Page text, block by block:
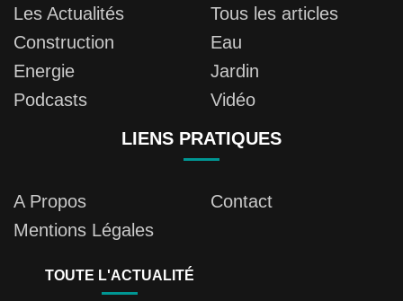
Les Actualités
Tous les articles
Construction
Eau
Energie
Jardin
Podcasts
Vidéo
LIENS PRATIQUES
A Propos
Contact
Mentions Légales
TOUTE L'ACTUALITÉ